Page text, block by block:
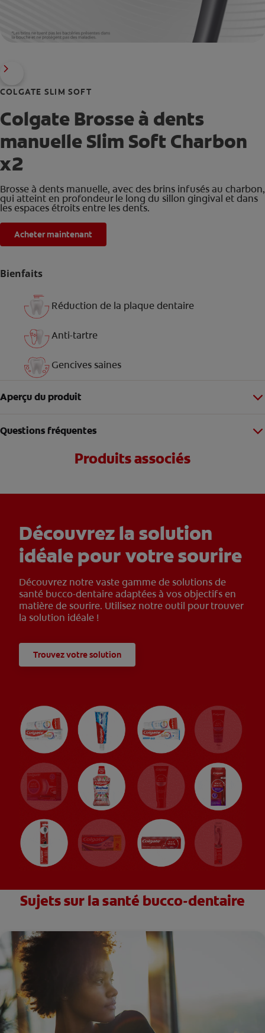
COLGATE SLIM SOFT
Colgate Brosse à dents
manuelle Slim Soft Charbon
x2
Brosse à dents manuelle, avec des brins infusés au charbon,
qui atteint en profondeur le long du sillon gingival et dans
les espaces étroits entre les dents.
Acheter maintenant
Bienfaits
Réduction de la plaque dentaire
Anti-tartre
Gencives saines
Aperçu du produit
Questions fréquentes
Produits associés
Découvrez la solution
idéale pour votre sourire
Découvrez notre vaste gamme de solutions de
santé bucco-dentaire adaptées à vos objectifs en
matière de sourire. Utilisez notre outil pour trouver
la solution idéale !
Trouvez votre solution
Sujets sur la santé bucco-dentaire